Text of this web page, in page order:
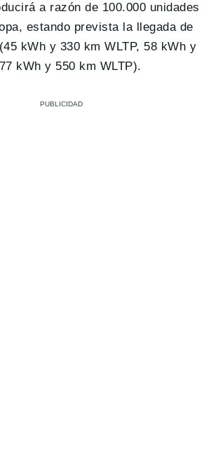
a razón de 100.000 unidades
estando prevista la llegada de
kWh y 330 km WLTP, 58 kWh y
kWh y 550 km WLTP).